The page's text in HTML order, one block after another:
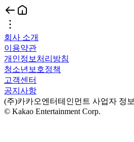
회사 소개
이용약관
개인정보처리방침
청소년보호정책
고객센터
공지사항
(주)카카오엔터테인먼트 사업자 정보
© Kakao Entertainment Corp.